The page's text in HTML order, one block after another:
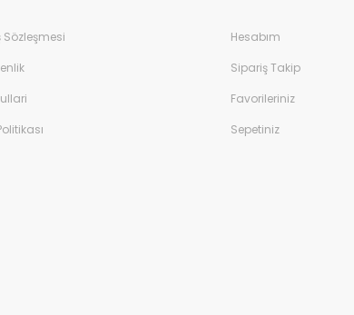
Sözleşmesi
Hesabım
Sipariş Takip
Favorileriniz
Sepetiniz